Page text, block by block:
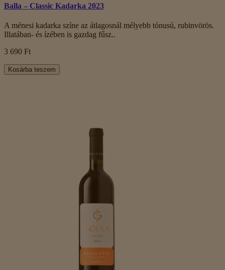
Balla – Classic Kadarka 2023
A ménesi kadarka színe az átlagosnál mélyebb tónusú, rubinvörös.
Illatában- és ízében is gazdag fűsz..
3 690 Ft
Kosárba teszem